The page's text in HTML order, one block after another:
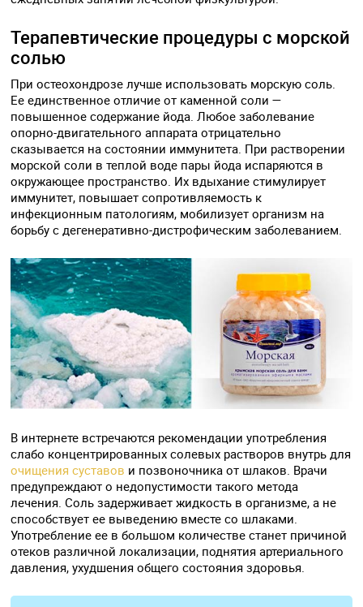
Терапевтические процедуры с морской
солью
При остеохондрозе лучше использовать морскую соль.
Ее единственное отличие от каменной соли —
повышенное содержание йода. Любое заболевание
опорно-двигательного аппарата отрицательно
сказывается на состоянии иммунитета. При растворении
морской соли в теплой воде пары йода испаряются в
окружающее пространство. Их вдыхание стимулирует
иммунитет, повышает сопротивляемость к
инфекционным патологиям, мобилизует организм на
борьбу с дегенеративно-дистрофическим заболеванием.
В интернете встречаются рекомендации употребления
слабо концентрированных солевых растворов внутрь для
очищения суставов и позвоночника от шлаков. Врачи
предупреждают о недопустимости такого метода
лечения. Соль задерживает жидкость в организме, а не
способствует ее выведению вместе со шлаками.
Употребление ее в большом количестве станет причиной
отеков различной локализации, поднятия артериального
давления, ухудшения общего состояния здоровья.